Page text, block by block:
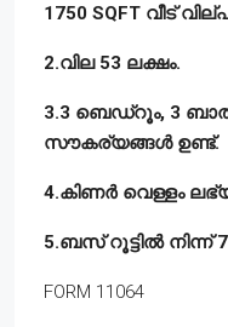
1750 SQFT വീട്
2.വില 53 ലക്ഷം.
3.3 ബെഡ്‌റൂം, 3
സൗകര്യങ്ങൾ ഉണ്ട്.
4.കിണർ വെള്ളം
5.ബസ് റൂട്ടിൽ നിന്ന്
FORM 11064